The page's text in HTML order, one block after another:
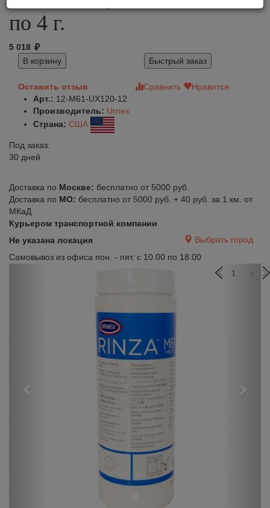
по 4 г.
5 018
В корзину
Быстрый заказ
Оставить отзыв Сравнить
Нравится
Арт.: 12-M61-UX120-12
Производитель: Urnex
Страна: США
Под заказ:
30 дней
Доставка по Москве: бесплатно от 5000 руб.
Доставка по МО: бесплатно от 5000 руб. + 40 руб. за 1 км. от
МКаД
Курьером транспортной компании
Не указана локация
Выбрать город
Самовывоз из офиса пон. - пят. с 10.00 по 18.00
Next
1